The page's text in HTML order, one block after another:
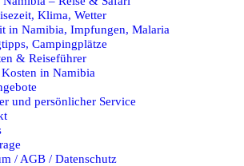
Klima, Wetter
in Namibia, Impfungen, Malaria
Campingplätze
& Reiseführer
in Namibia
und persönlicher Service
/ AGB / Datenschutz